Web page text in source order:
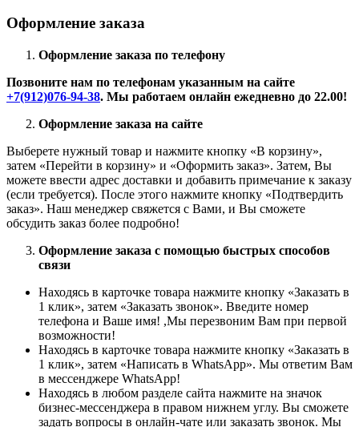
Оформление заказа
Оформление заказа по телефону
Позвоните нам по телефонам указанным на сайте
+7(912)076-94-38. Мы работаем онлайн ежедневно до 22.00!
Оформление заказа на сайте
Выберете нужный товар и нажмите кнопку «В корзину»,
затем «Перейти в корзину» и «Оформить заказ». Затем, Вы
можете ввести адрес доставки и добавить примечание к заказу
(если требуется). После этого нажмите кнопку «Подтвердить
заказ». Наш менеджер свяжется с Вами, и Вы сможете
обсудить заказ более подробно!
Оформление заказа с помощью быстрых способов
связи
Находясь в карточке товара нажмите кнопку «Заказать в
1 клик», затем «Заказать звонок». Введите номер
телефона и Ваше имя! ,Мы перезвоним Вам при первой
возможности!
Находясь в карточке товара нажмите кнопку «Заказать в
1 клик», затем «Написать в WhatsApp». Мы ответим Вам
в месcенджере WhatsApp!
Находясь в любом разделе сайта нажмите на значок
бизнес-мессенджера в правом нижнем углу. Вы сможете
задать вопросы в онлайн-чате или заказать звонок. Мы